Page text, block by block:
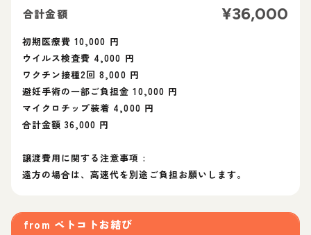
合計金額 ¥36,000
初期医療費 10,000 円
ウイルス検査費 4,000 円
ワクチン接種2回 8,000 円
避妊手術の一部ご負担金 10,000 円
マイクロチップ装着 4,000 円
合計金額 36,000 円
譲渡費用に関する注意事項 :
遠方の場合は、高速代を別途ご負担お願いします。
from ペトコトお結び